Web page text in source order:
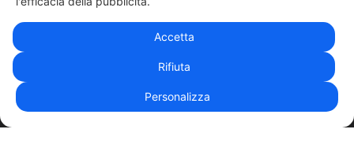
| PRIVACY POLICY
Accetta
Rifiuta
Personalizza